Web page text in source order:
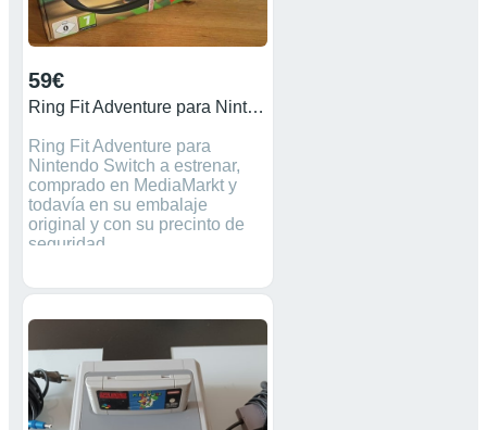
59€
Ring Fit Adventure para Nintendo Switch
Ring Fit Adventure para
Nintendo Switch a estrenar,
comprado en MediaMarkt y
todavía en su embalaje
original y con su precinto de
seguridad.